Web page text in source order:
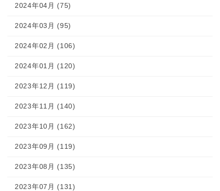
2024年04月 (75)
2024年03月 (95)
2024年02月 (106)
2024年01月 (120)
2023年12月 (119)
2023年11月 (140)
2023年10月 (162)
2023年09月 (119)
2023年08月 (135)
2023年07月 (131)